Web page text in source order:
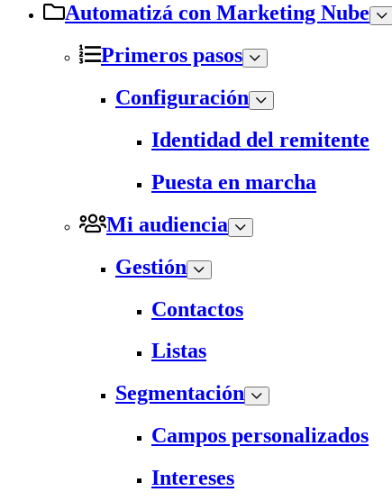
Automatizá con Marketing Nube
Primeros pasos
Configuración
Identidad del remitente
Puesta en marcha
Mi audiencia
Gestión
Contactos
Listas
Segmentación
Campos personalizados
Intereses